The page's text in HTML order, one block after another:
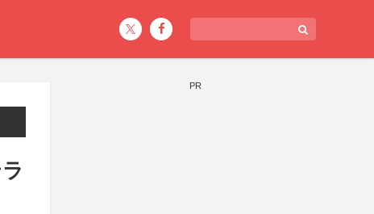
PR